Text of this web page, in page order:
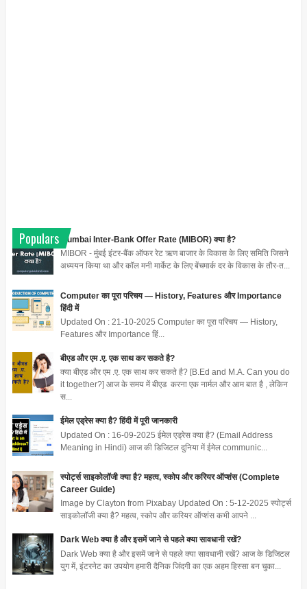
Populars
Mumbai Inter-Bank Offer Rate (MIBOR) क्या है?
MIBOR - मुंबई इंटर-बैंक ऑफर रेट ऋण बाजार के विकास के लिए समिति जिसने
अध्ययन किया था और कॉल मनी मार्केट के लिए बेंचमार्क दर के विकास के तौर-त...
Computer का पूरा परिचय — History, Features और Importance
हिंदी में
Updated On : 21-10-2025 Computer का पूरा परिचय — History,
Features और Importance हिं...
बीएड और एम .ए. एक साथ कर सकते है?
क्या बीएड और एम .ए. एक साथ कर सकते है? [B.Ed and M.A. Can you do
it together?] आज के समय में बीएड करना एक नार्मल और आम बात है , लेकिन
स...
ईमेल एड्रेस क्या है? हिंदी में पूरी जानकारी
Updated On : 16-09-2025 ईमेल एड्रेस क्या है? (Email Address
Meaning in Hindi) आज की डिजिटल दुनिया में ईमेल communic...
स्पोर्ट्स साइकोलॉजी क्या है? महत्व, स्कोप और करियर ऑप्शंस (Complete
Career Guide)
Image by Clayton from Pixabay Updated On : 5-12-2025 स्पोर्ट्स
साइकोलॉजी क्या है? महत्व, स्कोप और करियर ऑप्शंस कभी आपने ...
Dark Web क्या है और इसमें जाने से पहले क्या सावधानी रखें?
Dark Web क्या है और इसमें जाने से पहले क्या सावधानी रखें? आज के डिजिटल
युग में, इंटरनेट का उपयोग हमारी दैनिक जिंदगी का एक अहम हिस्सा बन चुका...